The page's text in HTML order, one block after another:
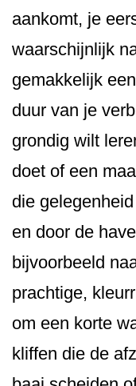
aankomt, je
waarschijnlijk
gemakkelijk
duur van je
grondig wilt
doet of een
die
en door de
bijvoorbeeld
prachtige,
om een korte
kliffen die de